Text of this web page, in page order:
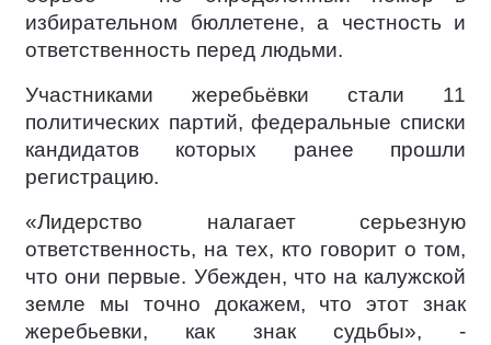
избирательном бюллетене, а честность и
ответственность перед людьми.
Участниками жеребьёвки стали 11
политических партий, федеральные списки
кандидатов которых ранее прошли
регистрацию.
«Лидерство налагает серьезную
ответственность, на тех, кто говорит о том,
что они первые. Убежден, что на калужской
земле мы точно докажем, что этот знак
жеребьевки, как знак судьбы», -